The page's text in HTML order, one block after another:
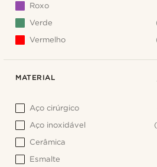
Roxo
Verde
Vermelho
MATERIAL
Aço cirúrgico
Aço inoxidável
Cerâmica
Esmalte